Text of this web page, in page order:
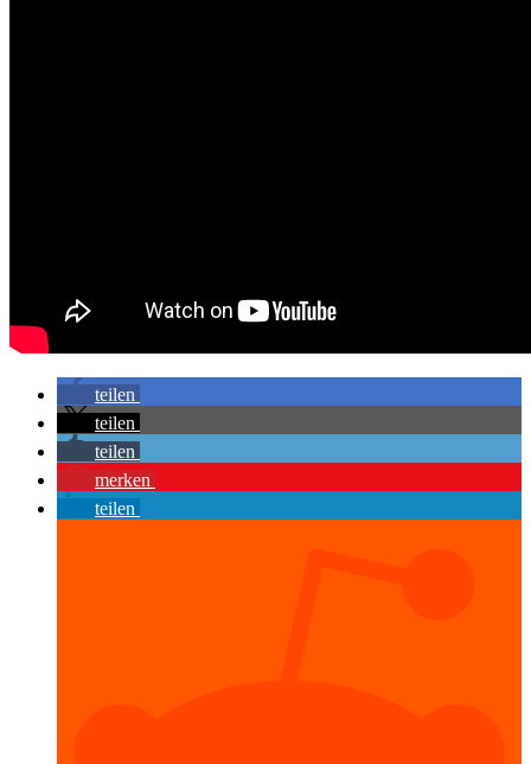
teilen
teilen
teilen
merken
teilen